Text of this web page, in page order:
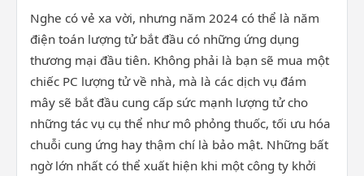
Nghe có vẻ xa vời, nhưng năm 2024 có thể là năm
điện toán lượng tử bắt đầu có những ứng dụng
thương mại đầu tiên. Không phải là bạn sẽ mua một
chiếc PC lượng tử về nhà, mà là các dịch vụ đám
mây sẽ bắt đầu cung cấp sức mạnh lượng tử cho
những tác vụ cụ thể như mô phỏng thuốc, tối ưu hóa
chuỗi cung ứng hay thậm chí là bảo mật. Những bất
ngờ lớn nhất có thể xuất hiện khi một công ty khởi